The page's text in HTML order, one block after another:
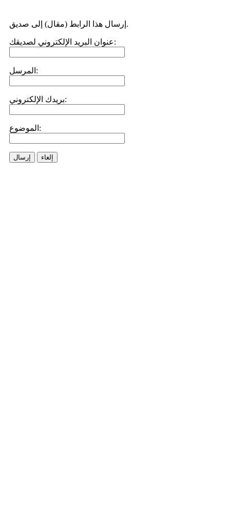
إرسال هذا الرابط (مقال) إلى صديق.
عنوان البريد الإلكتروني لصديقك:
المرسل:
بريدك الإلكتروني:
الموضوع:
إرسال إلغاء